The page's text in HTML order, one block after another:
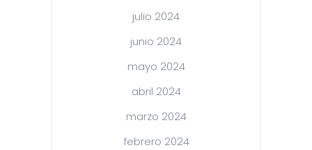
julio 2024
junio 2024
mayo 2024
abril 2024
marzo 2024
febrero 2024